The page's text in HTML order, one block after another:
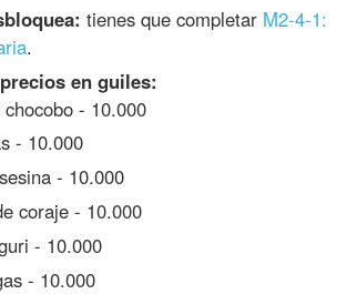
tienes que completar M2-4-1:
.
en guiles:
chocobo - 10.000
- 10.000
- 10.000
coraje - 10.000
- 10.000
- 10.000